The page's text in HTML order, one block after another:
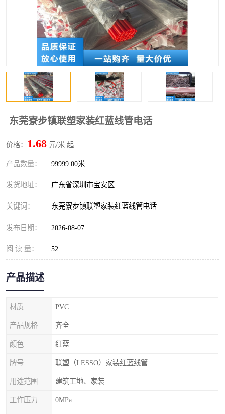
东莞寮步镇联塑家装红蓝线管电话
价格： 1.68 元/米 起
产品数量： 99999.00米
发货地址： 广东省深圳市宝安区
关键词： 东莞寮步镇联塑家装红蓝线管电话
发布日期： 2026-08-07
阅 读 量： 52
产品描述
材质 PVC
产品规格 齐全
颜色 红蓝
牌号 联塑（LESSO）家装红蓝线管
用途范围 建筑工地、家装
工作压力 0MPa